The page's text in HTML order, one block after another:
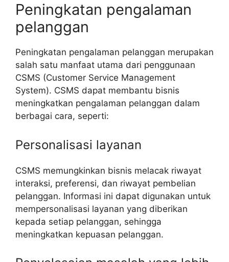
Peningkatan pengalaman
pelanggan
Peningkatan pengalaman pelanggan merupakan
salah satu manfaat utama dari penggunaan
CSMS (Customer Service Management
System). CSMS dapat membantu bisnis
meningkatkan pengalaman pelanggan dalam
berbagai cara, seperti:
Personalisasi layanan
CSMS memungkinkan bisnis melacak riwayat
interaksi, preferensi, dan riwayat pembelian
pelanggan. Informasi ini dapat digunakan untuk
mempersonalisasi layanan yang diberikan
kepada setiap pelanggan, sehingga
meningkatkan kepuasan pelanggan.